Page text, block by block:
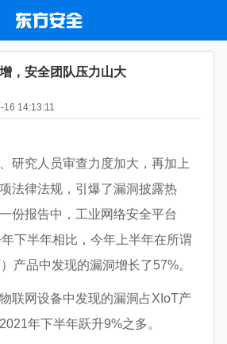
，安全团队压力山大
16 14:13:11
研究人员审查力度加大，再加上
法律法规，引爆了漏洞披露热
份报告中，工业网络安全平台
下半年相比，今年上半年在所谓
产品中发现的漏洞增长了57%。
联网设备中发现的漏洞占XIoT产
年下半年跃升9%之多。